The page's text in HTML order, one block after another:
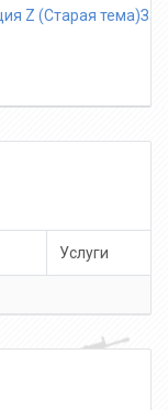
Z (Старая
Услуги